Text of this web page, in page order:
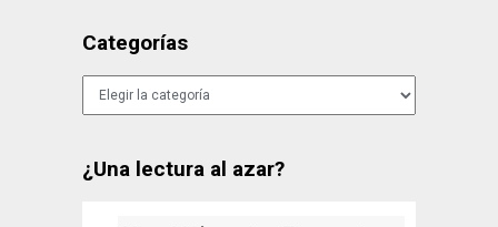
Categorías
Categorías
¿Una lectura al azar?